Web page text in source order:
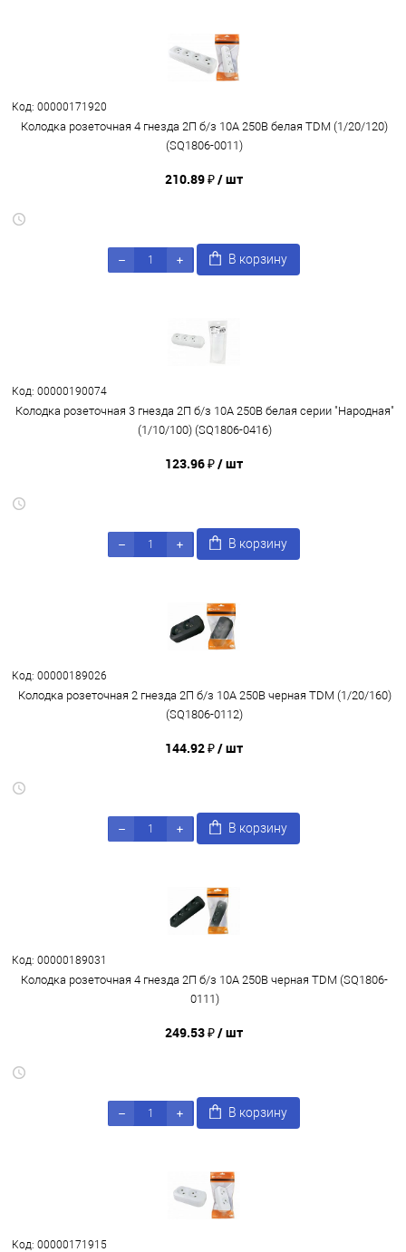
Код: 00000171920
Колодка розеточная 4 гнезда 2П б/з 10А 250В белая TDM (1/20/120)
(SQ1806-0011)
210.89 ₽/ шт
В корзину
Код: 00000190074
Колодка розеточная 3 гнезда 2П б/з 10А 250В белая серии "Народная"
(1/10/100) (SQ1806-0416)
123.96 ₽/ шт
В корзину
Код: 00000189026
Колодка розеточная 2 гнезда 2П б/з 10А 250В черная TDM (1/20/160)
(SQ1806-0112)
144.92 ₽/ шт
В корзину
Код: 00000189031
Колодка розеточная 4 гнезда 2П б/з 10А 250В черная TDM (SQ1806-
0111)
249.53 ₽/ шт
В корзину
Код: 00000171915